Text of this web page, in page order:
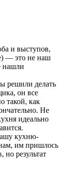
и выступов,
— это не наш
нашли
решили делать
он все
такой, как
Не
идеально
кухню-
им пришлось
результат